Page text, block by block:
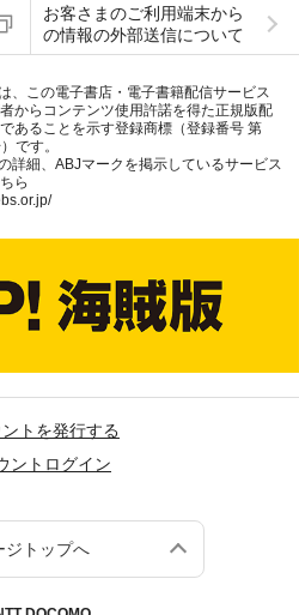
お客さまのご利用端末から
の情報の外部送信について
、この電子書店・電子書籍配信サービス
からコンテンツ使用許諾を得た正規版配
あることを示す登録商標（登録番号 第
です。
詳細、ABJマークを掲示しているサービス
ら
トを発行する
ントログイン
ジトップへ